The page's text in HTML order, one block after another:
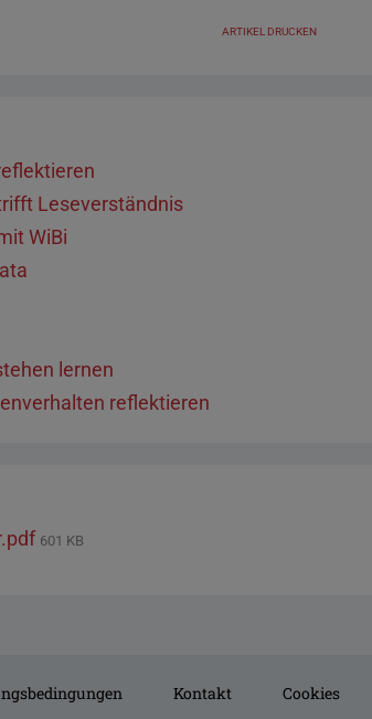
ARTIKEL DRUCKEN
Leseverständnis
WiBi
lernen
reflektieren
601 KB
Kontakt Cookies